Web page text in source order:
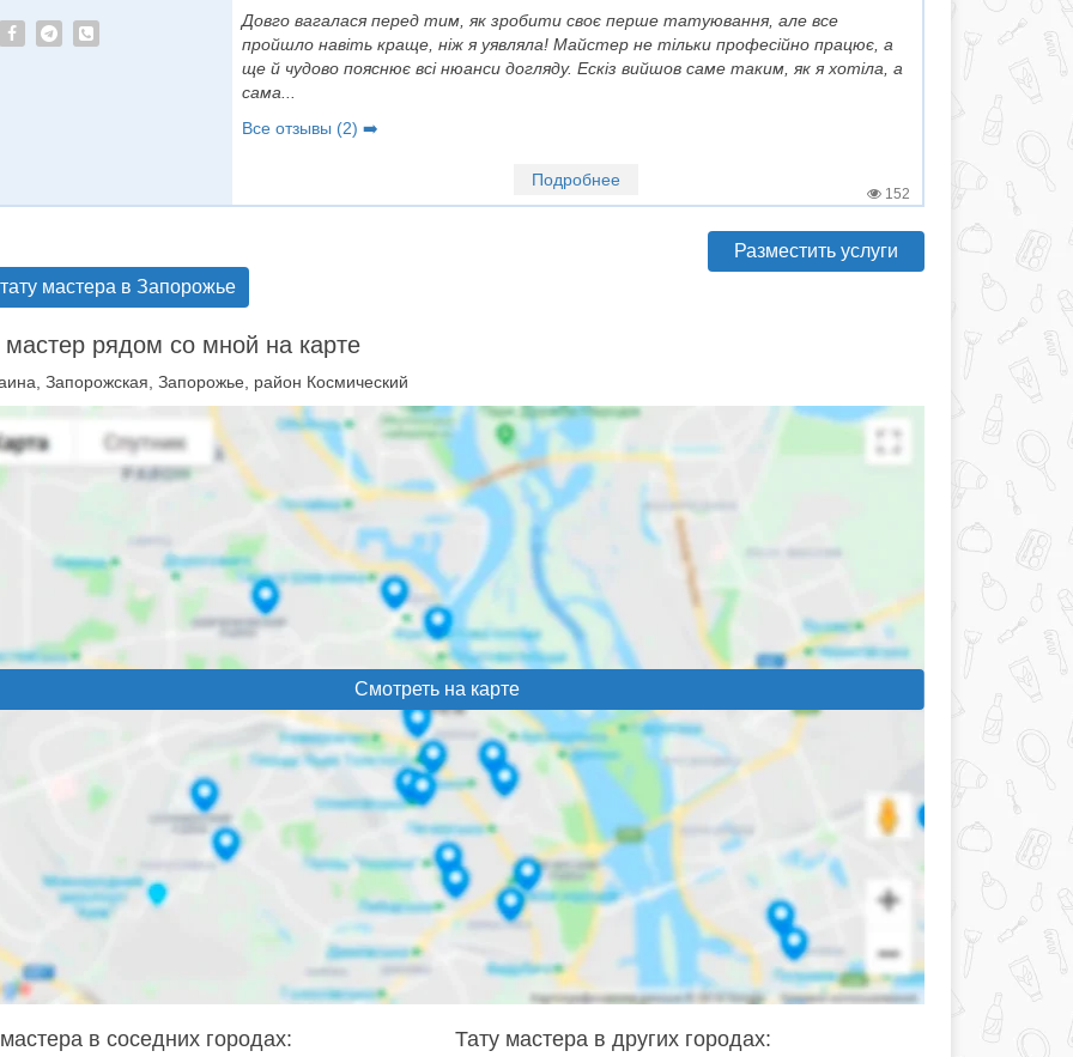
Довго вагалася перед тим, як зробити своє перше татуювання, але все
пройшло навіть краще, ніж я уявляла! Майстер не тільки професійно працює, а
ще й чудово пояснює всі нюанси догляду. Ескіз вийшов саме таким, як я хотіла, а
сама...
Все отзывы (2) ➡️
Подробнее
152
мастера в Запорожье
Разместить услуги
мастер рядом со мной на карте
Запорожская, Запорожье, район Космический
Смотреть на карте
в соседних городах: Тату мастера в других городах: